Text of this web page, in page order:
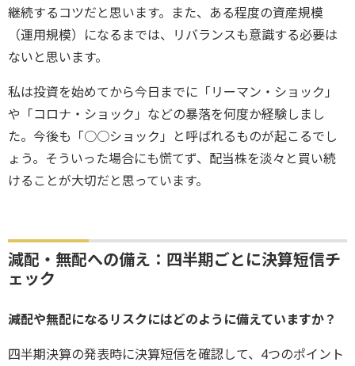
継続するコツだと思います。また、ある程度の資産規模
（運用規模）になるまでは、リバランスも意識する必要は
ないと思います。
私は投資を始めてから今日までに「リーマン・ショック」
や「コロナ・ショック」などの暴落を何度か経験しまし
た。今後も「○○ショック」と呼ばれるものが起こるでし
ょう。そういった場合にも慌てず、配当株を淡々と買い続
けることが大切だと思っています。
減配・無配への備え：四半期ごとに決算短信チ
ェック
――減配や無配になるリスクにはどのように備えていますか？
四半期決算の発表時に決算短信を確認して、4つのポイント